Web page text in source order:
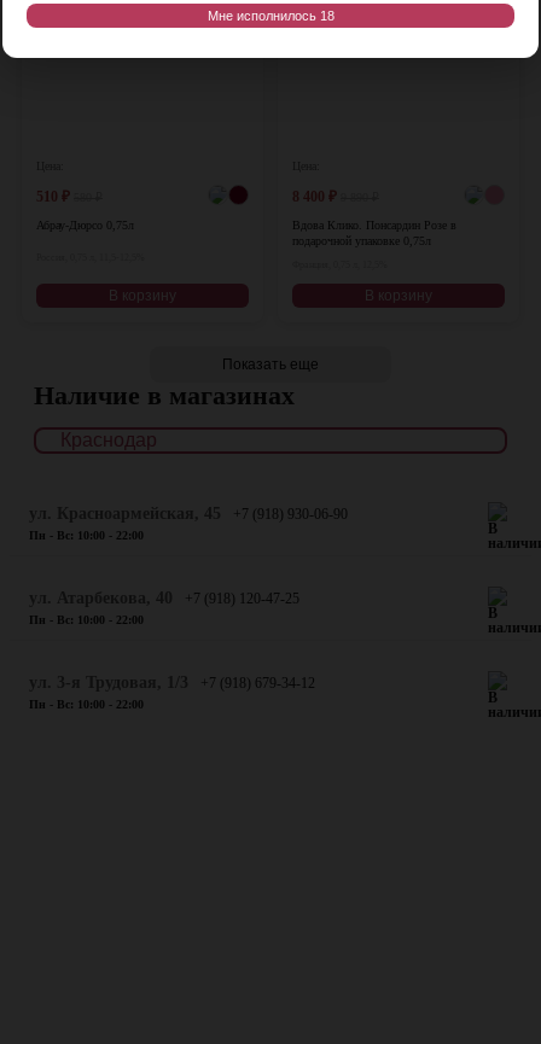
510 ₽
Абрау-Дюрсо 0,75л
В корзину
8 400 ₽
Вдова Клико. Понсардин Розе в
подарочной упаковке 0,75л
В корзину
Показать еще
Наличие в магазинах
+7 (918) 930-06-90
Пн - Вс: 10:00 - 22:00
+7 (918) 120-47-25
Пн - Вс: 10:00 - 22:00
+7 (918) 679-34-12
Пн - Вс: 10:00 - 22:00
Мне исполнилось 18